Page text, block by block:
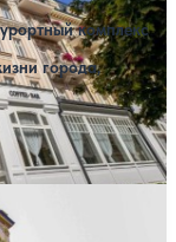
комплекс
города,
SPA
даты